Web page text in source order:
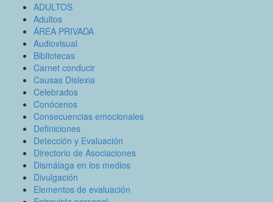
ADULTOS
Adultos
ÁREA PRIVADA
Audiovisual
Bibliotecas
Carnet conducir
Causas Dislexia
Celebrados
Conócenos
Consecuencias emocionales
Definiciones
Detección y Evaluación
Directorio de Asociaciones
Dismálaga en los medios
Divulgación
Elementos de evaluación